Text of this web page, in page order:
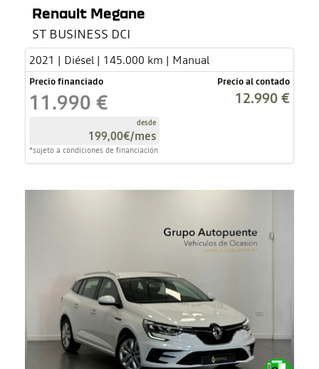
Renault Megane
ST BUSINESS DCI
2021 | Diésel | 145.000 km | Manual
Precio financiado
11.990 €
desde
199,00€/mes
*sujeto a condiciones de financiación
Precio al contado
12.990 €